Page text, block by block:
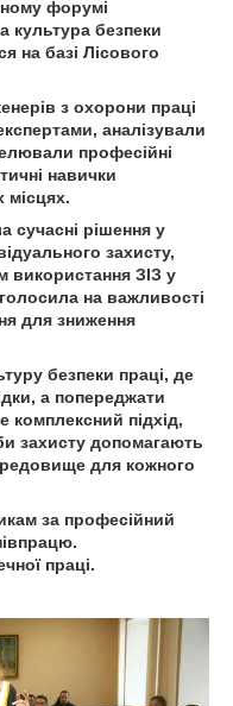
форумі
культура безпеки
на базі Лісового
з охорони праці
аналізували
професійні
навички
місцях.
рішення у
захисту,
використання ЗІЗ у
на важливості
для зниження
безпеки праці, де
а попереджати
комплексний підхід,
захисту допомагають
для кожного
за професійний
праці.